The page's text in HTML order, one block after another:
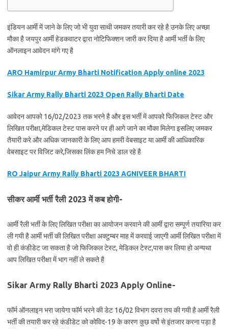
इंडियन आर्मी में जाने के लिए जो भी युवा साथी जमकर तयारी कर रहे है उनके लिए अच्छा
मौका है जयपुर आर्मी हेडकवाटर द्वारा नोटिफिक्शन जारी कर दिया है आर्मी भर्ती के लिए
ऑनलाइन आवेदन मांगे गए है
ARO Hamirpur Army Bharti Notification Apply online 2023
Sikar Army Rally Bharti 2023 Open Rally Bharti Date
आवेदन आपको 16/02/2023 तक भरने है और इस भर्ती में आपको फिजिकल टेस्ट और
लिखित परीक्षा,मेडिकल टेस्ट पास करने पर ही आगे जाने का मौका मिलेगा इसलिए जमकर
तैयारी करे और अधिक जानकारी के लिए आप हमरी वेबसाइट या आर्मी की आधिकारिक
वेबसाइट पर विजिट करे,जिसका लिंक हम निचे डाल रहे है
RO Jaipur Army Rally Bharti 2023 AGNIVEER BHARTI
सीकर आर्मी भर्ती रैली 2023 में कब होगी-
आर्मी रैली भर्ती के लिए लिखित परीक्षा का आयोजन करवाने की आर्मी द्वारा सम्पूर्ण तयारिया कर
ली गयी है आर्मी भर्ती की लिखित परीक्षा अक्टुम्बर माह में करवाई जाएगी आर्मी लिखित परीक्षा में
वो ही कंडीडेट जा सकता है जो फिजिकल टेस्ट, मेडिकल टेस्ट,पास कर लिया हो अन्यथा
आप लिखित परीक्षा में भाग नहीं ले सकते है
Sikar Army Rally Bharti 2023 Apply Online-
फॉर्म ऑनलाइन भरा जायेगा फॉर्म भरने की डेट 16/02 विभाग दवरा तय की गयी है आर्मी रैली
भर्ती की तयारी कर रहे कंडीडेट को कोविद-19 के कारण कुछ वर्षो से इंतजार करना पड़ा है